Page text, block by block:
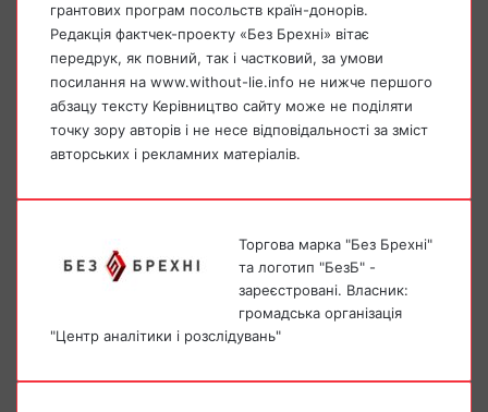
грантових програм посольств країн-донорів.
Редакція фактчек-проекту «Без Брехні» вітає
передрук, як повний, так і частковий, за умови
посилання на www.without-lie.info не нижче першого
абзацу тексту Керівництво сайту може не поділяти
точку зору авторів і не несе відповідальності за зміст
авторських і рекламних матеріалів.
Торгова марка "Без Брехні"
та логотип "БезБ" -
зареєстровані. Власник:
громадська організація
"Центр аналітики і розслідувань"